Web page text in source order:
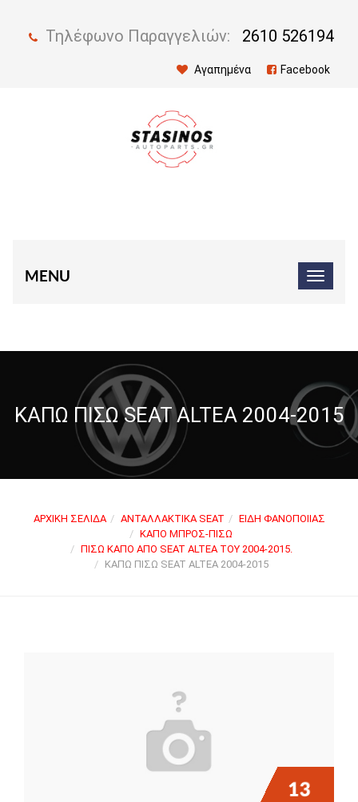
Τηλέφωνο Παραγγελιών: 2610 526194
Αγαπημένα Facebook
MENU
ΚΑΠΏ ΠΊΣΩ SEAT ALTEA 2004-2015
ΑΡΧΙΚΉ ΣΕΛΊΔΑ ΑΝΤΑΛΛΑΚΤΙΚΆ SEAT
ΕΊΔΗ ΦΑΝΟΠΟΙΊΑΣ
ΚΑΠΌ ΜΠΡΟΣ-ΠΊΣΩ
ΠΊΣΩ ΚΑΠΌ ΑΠΌ SEAT ALTEA ΤΟΥ 2004-2015.
ΚΑΠΏ ΠΊΣΩ SEAT ALTEA 2004-2015
13